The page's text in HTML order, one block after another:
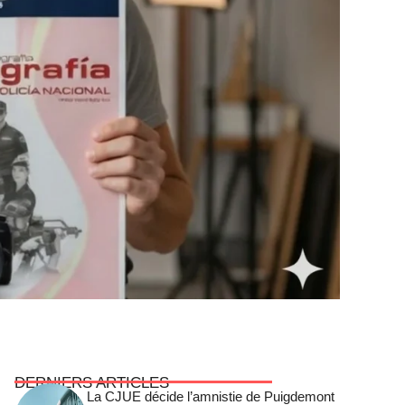
DERNIERS ARTICLES
La CJUE décide l’amnistie de Puigdemont